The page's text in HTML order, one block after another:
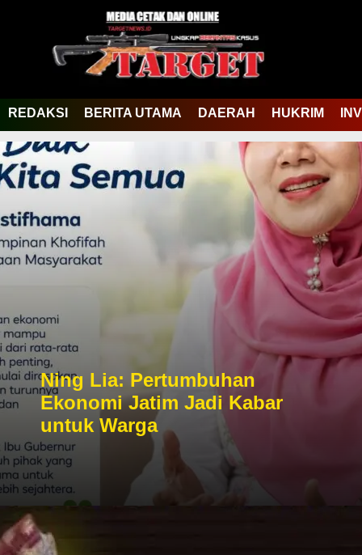
REDAKSI BERITA UTAMA DAERAH HUKRIM
Ning Lia: Pertumbuhan
Ekonomi Jatim Jadi Kabar
untuk Warga